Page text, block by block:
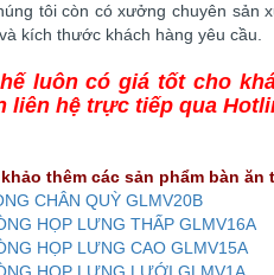
tôi còn có xưởng chuyên sản
kích thước khách hàng yêu cầu.
luôn có giá tốt cho
liên hệ trực tiếp qua
thêm các sản phẩm bàn
CHÂN QUỲ GLMV20B
HỌP LƯNG THẤP GLMV16A
HỌP LƯNG CAO GLMV15A